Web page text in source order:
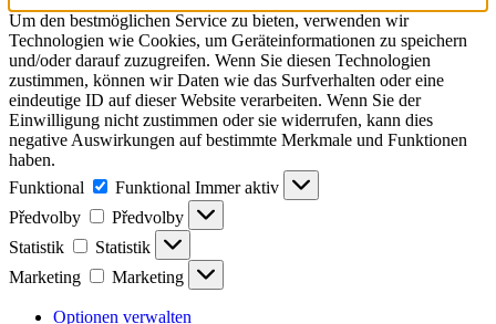
Um den bestmöglichen Service zu bieten, verwenden wir
Technologien wie Cookies, um Geräteinformationen zu speichern
und/oder darauf zuzugreifen. Wenn Sie diesen Technologien
zustimmen, können wir Daten wie das Surfverhalten oder eine
eindeutige ID auf dieser Website verarbeiten. Wenn Sie der
Einwilligung nicht zustimmen oder sie widerrufen, kann dies
negative Auswirkungen auf bestimmte Merkmale und Funktionen
haben.
Funktional
Funktional Immer aktiv
Předvolby
Předvolby
Statistik
Statistik
Marketing
Marketing
Optionen verwalten